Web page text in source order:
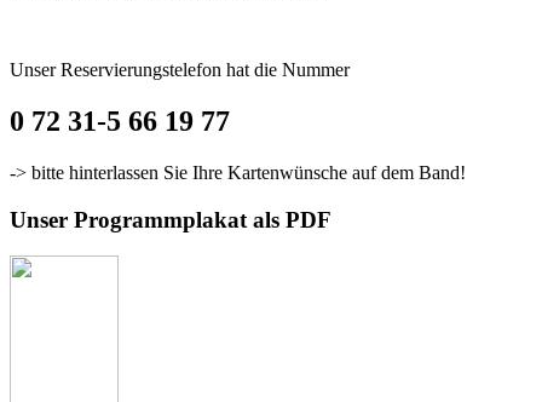
Unser Reservierungstelefon hat die Nummer
0 72 31-5 66 19 77
-> bitte hinterlassen Sie Ihre Kartenwünsche auf dem Band!
Unser Programmplakat als PDF